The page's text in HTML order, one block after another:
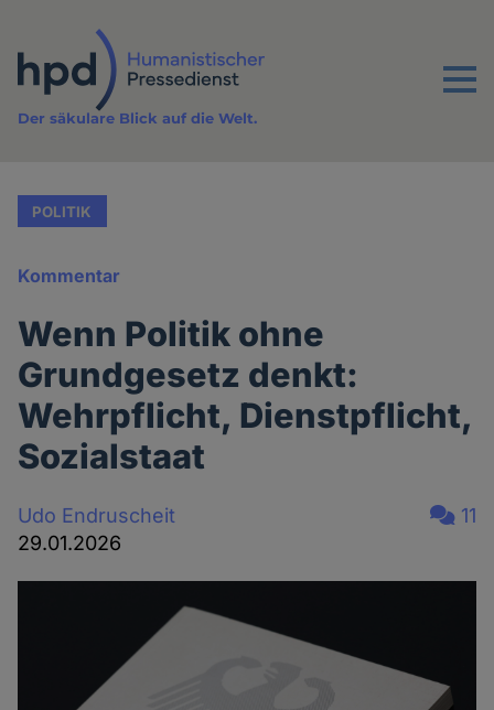
Inhalt
Menu
Der säkulare Blick auf die Welt.
POLITIK
Kommentar
Wenn Politik ohne
Grundgesetz denkt:
Wehrpflicht, Dienstpflicht,
Sozialstaat
Udo Endruscheit
29.01.2026
11